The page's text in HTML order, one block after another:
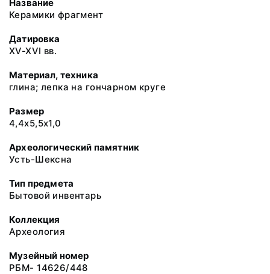
Название
Керамики фрагмент
Датировка
XV-XVI вв.
Материал, техника
глина; лепка на гончарном круге
Размер
4,4х5,5х1,0
Археологический памятник
Усть-Шексна
Тип предмета
Бытовой инвентарь
Коллекция
Археология
Музейный номер
РБМ- 14626/448